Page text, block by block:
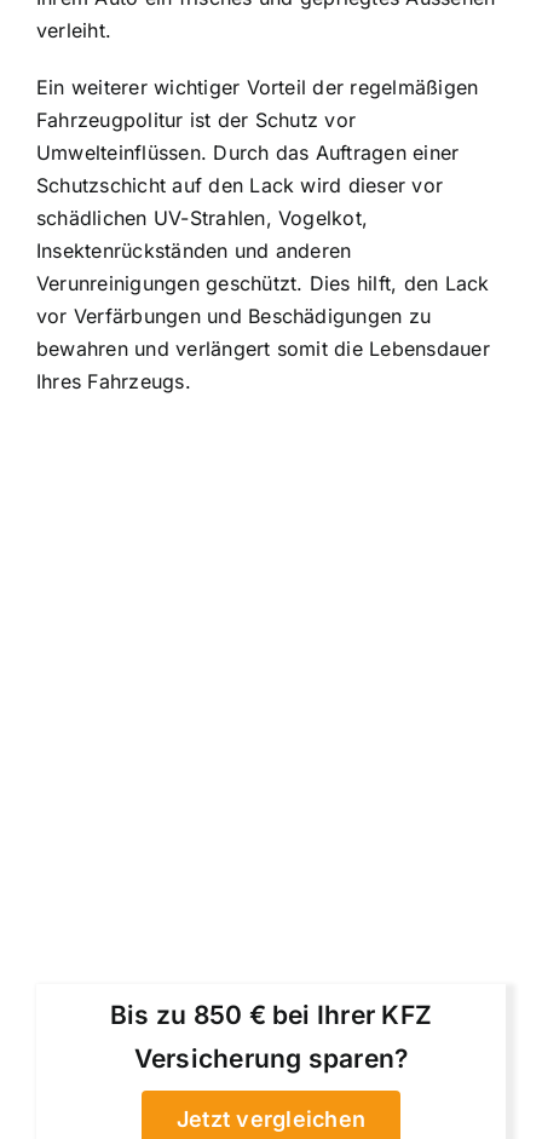
verleiht.
Ein weiterer wichtiger Vorteil der regelmäßigen
Fahrzeugpolitur ist der Schutz vor
Umwelteinflüssen. Durch das Auftragen einer
Schutzschicht auf den Lack wird dieser vor
schädlichen UV-Strahlen, Vogelkot,
Insektenrückständen und anderen
Verunreinigungen geschützt. Dies hilft, den Lack
vor Verfärbungen und Beschädigungen zu
bewahren und verlängert somit die Lebensdauer
Ihres Fahrzeugs.
Bis zu 850 € bei Ihrer KFZ
Versicherung sparen?
Jetzt vergleichen